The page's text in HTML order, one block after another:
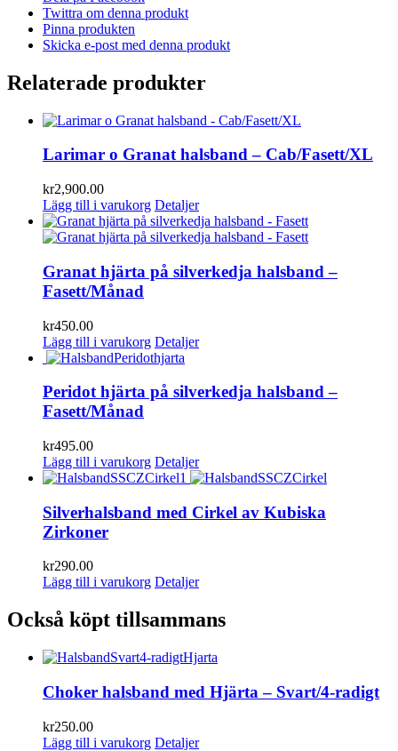
Twittra om denna produkt
Pinna produkten
Skicka e-post med denna produkt
Relaterade produkter
Larimar o Granat halsband – Cab/Fasett/XL
kr2,900.00
Lägg till i varukorg Detaljer
Granat hjärta på silverkedja halsband –
Fasett/Månad
kr450.00
Lägg till i varukorg Detaljer
Peridot hjärta på silverkedja halsband –
Fasett/Månad
kr495.00
Lägg till i varukorg Detaljer
Silverhalsband med Cirkel av Kubiska
Zirkoner
kr290.00
Lägg till i varukorg Detaljer
Också köpt tillsammans
Choker halsband med Hjärta – Svart/4-radigt
kr250.00
Lägg till i varukorg Detaljer